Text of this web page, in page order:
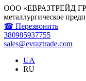
ООО «ЕВРАЗТРЕЙД
металлургическое
☎ Перезвонить
380985937755
sales@evraztrade.com
UA
RU